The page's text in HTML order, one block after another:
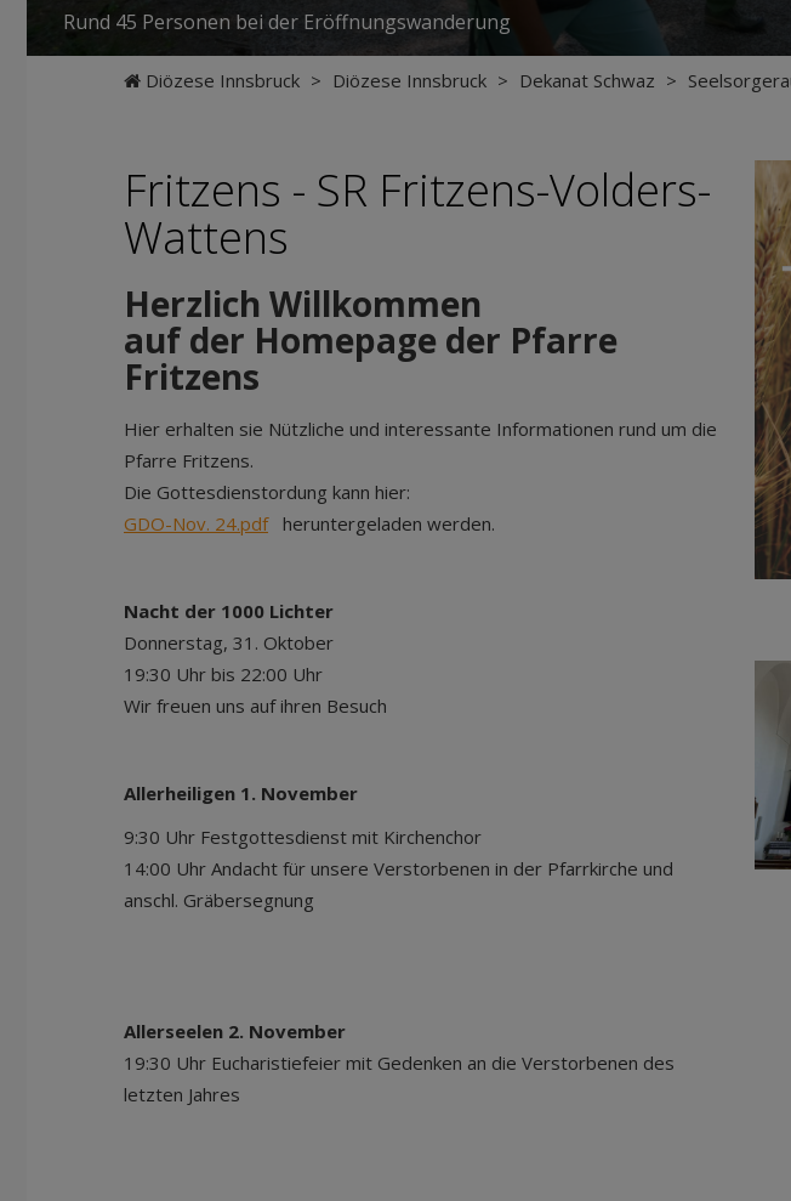
Rund 45 Personen bei der Eröffnungswanderung
Diözese Innsbruck > Diözese Innsbruck > Dekanat Schwaz >
Fritzens - SR Fritzens-Volders-
Wattens
Herzlich Willkommen
auf der Homepage der Pfarre
Fritzens
Hier erhalten sie Nützliche und interessante Informationen rund um die
Pfarre Fritzens.
Die Gottesdienstordung kann hier:
GDO-Nov. 24.pdfheruntergeladen werden.
Nacht der 1000 Lichter
Donnerstag, 31. Oktober
19:30 Uhr bis 22:00 Uhr
Wir freuen uns auf ihren Besuch
Allerheiligen 1. November
9:30 Uhr Festgottesdienst mit Kirchenchor
14:00 Uhr Andacht für unsere Verstorbenen in der Pfarrkirche und
anschl. Gräbersegnung
Allerseelen 2. November
19:30 Uhr Eucharistiefeier mit Gedenken an die Verstorbenen des
letzten Jahres